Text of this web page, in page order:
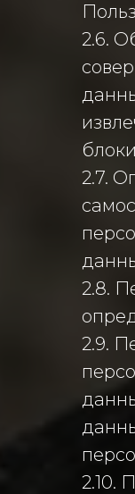
2.6.
2.7.
2.8.
2.9.
2.10.